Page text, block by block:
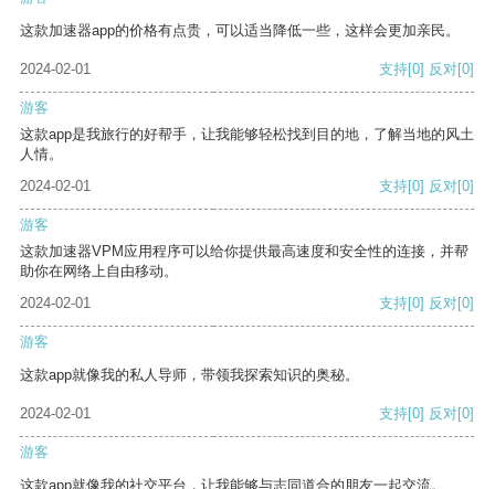
这款加速器app的价格有点贵，可以适当降低一些，这样会更加亲民。
2024-02-01 支持[0] 反对[0]
游客
这款app是我旅行的好帮手，让我能够轻松找到目的地，了解当地的风土
人情。
2024-02-01
支持[0] 反对[0]
游客
这款加速器VPM应用程序可以给你提供最高速度和安全性的连接，并帮
助你在网络上自由移动。
2024-02-01
支持[0] 反对[0]
游客
这款app就像我的私人导师，带领我探索知识的奥秘。
2024-02-01 支持[0] 反对[0]
游客
这款app就像我的社交平台，让我能够与志同道合的朋友一起交流。